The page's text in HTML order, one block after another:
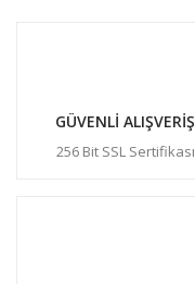
GÜVENLİ ALIŞVERİŞ
256 Bit SSL Sertifikası